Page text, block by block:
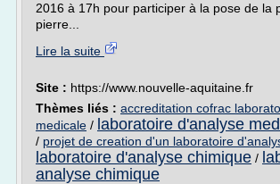
2016 à 17h pour participer à la pose de la
pierre...
Lire la suite
Site : https://www.nouvelle-aquitaine.fr
Thèmes liés : accreditation cofrac
medicale / laboratoire d'analyse
/ projet de creation d'un laboratoire
laboratoire d'analyse chimique /
analyse chimique